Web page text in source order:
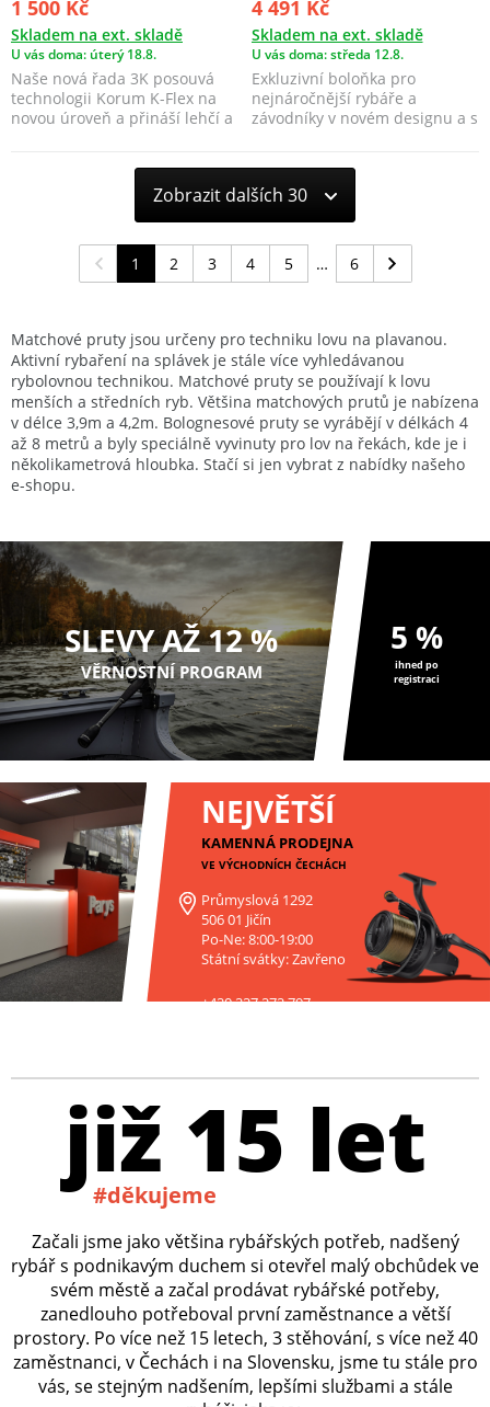
1 500 Kč
Skladem na ext. skladě
U vás doma: úterý 18.8.
Naše nová řada 3K posouvá
technologii Korum K-Flex na
novou úroveň a přináší lehčí a
4 491 Kč
Skladem na ext. skladě
U vás doma: středa 12.8.
Exkluzivní boloňka pro
nejnáročnější rybáře a
závodníky v novém designu a s
Zobrazit dalších 30
1 2 3 4 5 6
Matchové pruty jsou určeny pro techniku lovu na plavanou.
Aktivní rybaření na splávek je stále více vyhledávanou
rybolovnou technikou. Matchové pruty se používají k lovu
menších a středních ryb. Většina matchových prutů je nabízena
v délce 3,9m a 4,2m. Bolognesové pruty se vyrábějí v délkách 4
až 8 metrů a byly speciálně vyvinuty pro lov na řekách, kde je i
několikametrová hloubka. Stačí si jen vybrat z nabídky našeho
e-shopu.
SLEVY AŽ 12 %
VĚRNOSTNÍ PROGRAM
5 %
ihned po
registraci
NEJVĚTŠÍ
KAMENNÁ PRODEJNA
VE VÝCHODNÍCH ČECHÁCH
Průmyslová 1292
506 01 Jičín
Po-Ne: 8:00-19:00
Státní svátky: Zavřeno
+420 227 272 797
již 15 let
#děkujeme
Začali jsme jako většina rybářských potřeb, nadšený
rybář s podnikavým duchem si otevřel malý obchůdek ve
svém městě a začal prodávat rybářské potřeby,
zanedlouho potřeboval první zaměstnance a větší
prostory. Po více než 15 letech, 3 stěhování, s více než 40
zaměstnanci, v Čechách i na Slovensku, jsme tu stále pro
vás, se stejným nadšením, lepšími službami a stále